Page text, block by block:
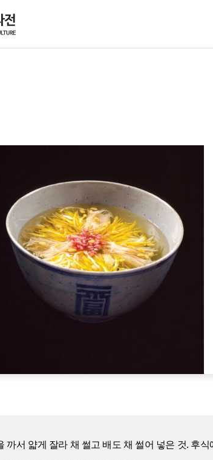
까서 얇게 잘라 채 썰고 배도 채 썰어 넣은 것. 후